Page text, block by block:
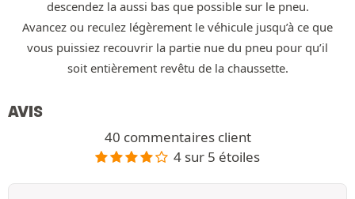
descendez la aussi bas que possible sur le pneu.
Avancez ou reculez légèrement le véhicule jusqu’à ce que
vous puissiez recouvrir la partie nue du pneu pour qu’il
soit entièrement revêtu de la chaussette.
AVIS
40 commentaires client
4 sur 5 étoiles